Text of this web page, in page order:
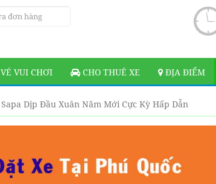
VÉ VUI CHƠI CHO THUÊ XE ĐỊA ĐIỂM
Dịp Đầu Xuân Năm Mới Cực Kỳ Hấp Dẫn